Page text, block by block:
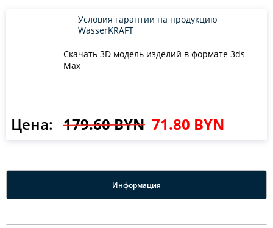
Скачать 3D модель изделий в формате 3ds
Max
Условия гарантии на продукцию
WasserKRAFT
Цена: 179.60 BYN 71.80 BYN
Информация